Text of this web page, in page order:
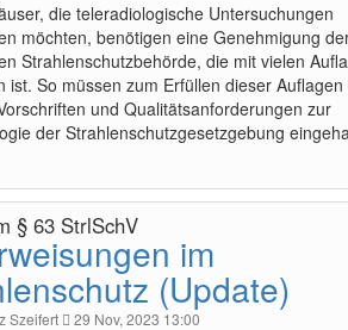
die teleradiologische Untersuchungen
möchten, benötigen eine Genehmigung
Strahlenschutzbehörde, die mit vielen
ist. So müssen zum Erfüllen dieser Auflagen
und Qualitätsanforderungen zur
der Strahlenschutzgesetzgebung
§ 63 StrlSchV
im
(Update)
Szeifert 29 Nov, 2023 13:00